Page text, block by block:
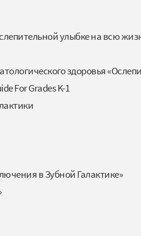
улыбке на всю
здоровья
For Grades K-1
в Зубной Галактике»